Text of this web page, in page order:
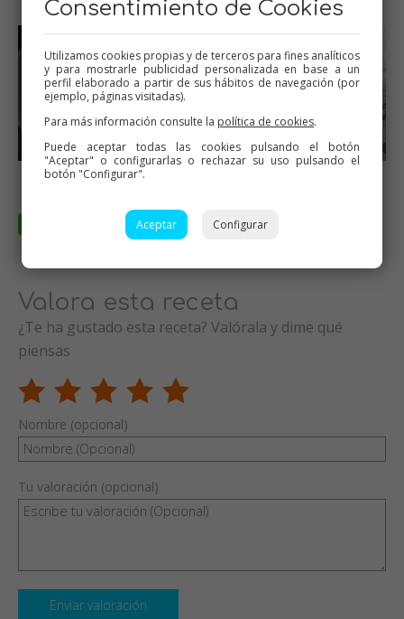
Valora esta receta
¿Te ha gustado esta receta? Valórala y dime qué
piensas
Nombre (opcional)
Tu valoración (opcional)
Enviar valoración
Consentimiento de Cookies
Utilizamos cookies propias y de terceros para fines analíticos
y para mostrarle publicidad personalizada en base a un
perfil elaborado a partir de sus hábitos de navegación (por
ejemplo, páginas visitadas).
Para más información consulte la política de cookies.
Puede aceptar todas las cookies pulsando el botón
"Aceptar" o configurarlas o rechazar su uso pulsando el
botón "Configurar".
Aceptar Configurar